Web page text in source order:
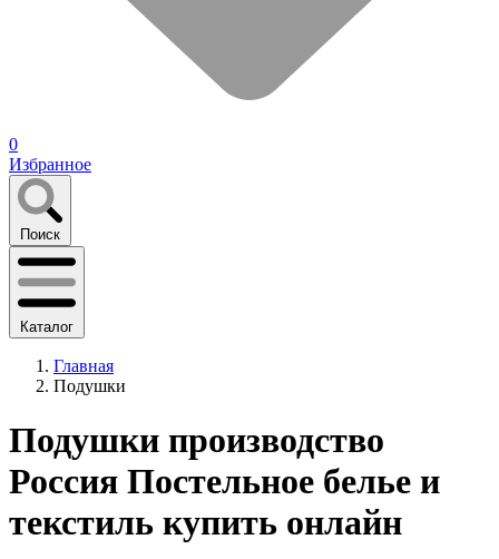
0
Избранное
Поиск
Каталог
Главная
Подушки
Подушки производство
Россия Постельное белье и
текстиль купить онлайн